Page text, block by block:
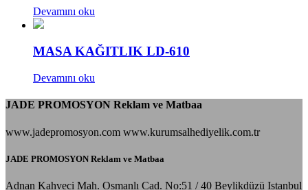
Devamını oku
MASA KAĞITLIK LD-610
Devamını oku
JADE PROMOSYON Reklam ve Matbaa
www.jadepromosyon.com www.kurumsalhediyelik.com.tr
JADE PROMOSYON Reklam ve Matbaa
Adnan Kahveci Mah. Osmanlı Cad. No:51 / 40 Beylikdüzü Istanbul